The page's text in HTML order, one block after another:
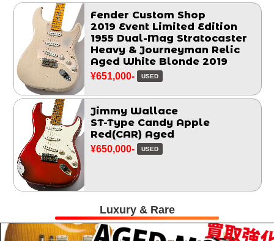
Fender Custom Shop
2019 Event Limited Edition
1955 Dual-Mag Stratocaster
Heavy & Journeyman Relic
Aged White Blonde 2019
¥651,000- USED
Jimmy Wallace
ST-Type Candy Apple
Red(CAR) Aged
¥650,000- USED
Luxury & Rare